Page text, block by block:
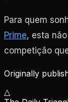
Para quem
Prime, esta
competição
Originally
△